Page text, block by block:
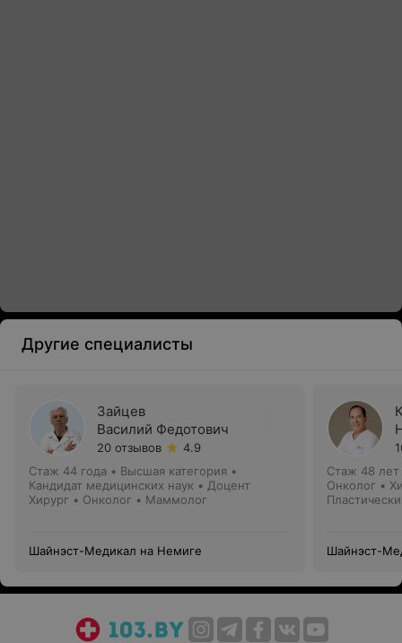
Другие специалисты
Зайцев
Василий Федотович
20 отзывов
4.9
Стаж 44 года • Высшая категория •
Кандидат медицинских наук • Доцент
Хирург • Онколог • Маммолог
Шайнэст-Медикал на Немиге
Стаж 48 лет
Онколог •
Шайнэст-